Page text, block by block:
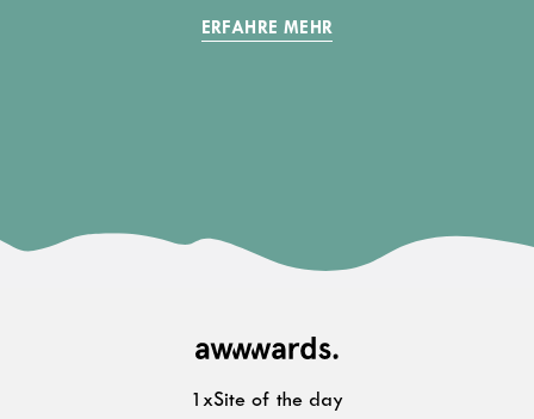
ERFAHRE MEHR
1xSite of the day